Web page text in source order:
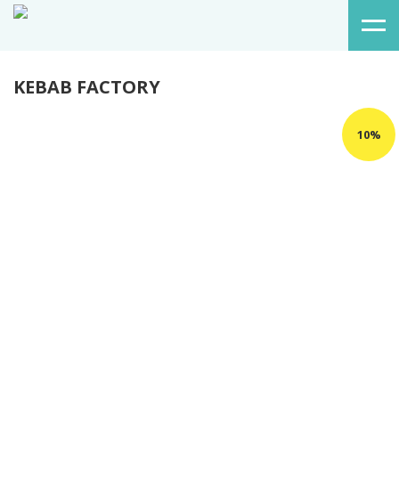
KEBAB FACTORY